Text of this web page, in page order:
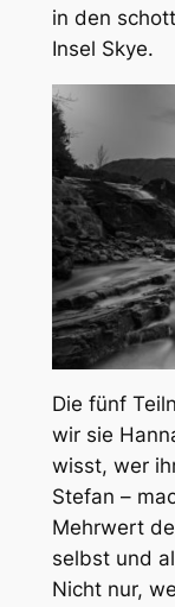
in den
Insel Skye.
Die fünf
wir sie
wisst, wer
Stefan –
Mehrwert
selbst und
Nicht nur,